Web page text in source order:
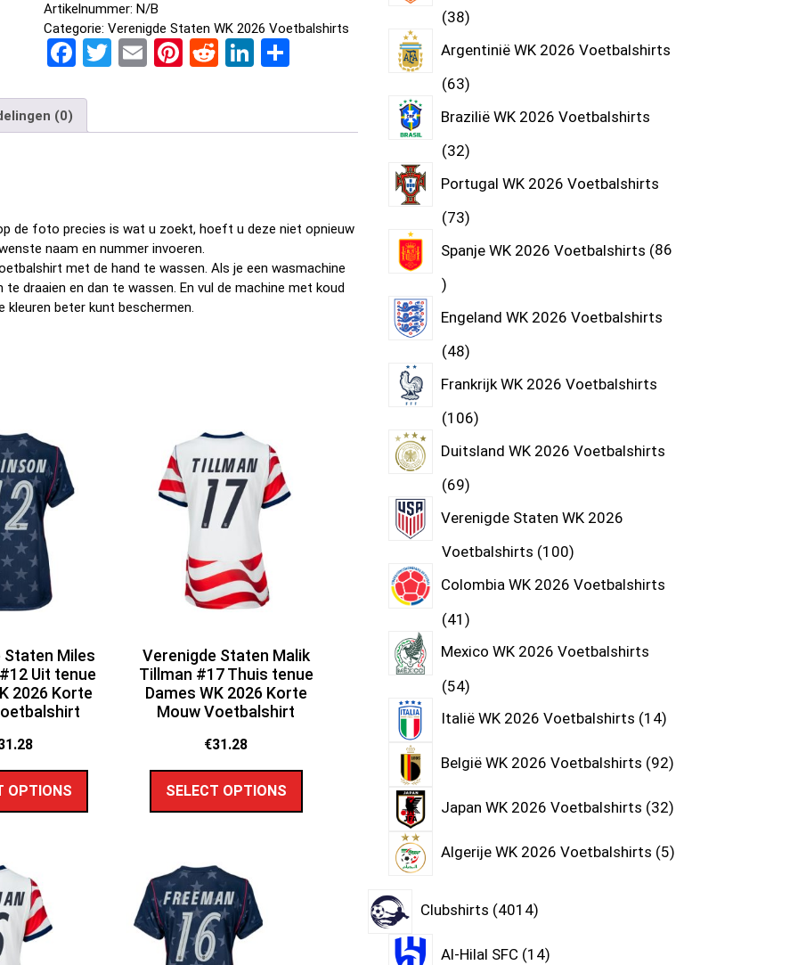
Artikelnummer: N/B
Categorie: Verenigde Staten WK 2026 Voetbalshirts
F
ce
b
k
T
er
E Pi
es
R
di
Li
dI
D
n
(0)
de foto precies is wat u zoekt, hoeft u deze niet opnieuw
naam en nummer invoeren.
met de hand te wassen. Als je een wasmachine
draaien en dan te wassen. En vul de machine met koud
kleuren beter kunt beschermen.
Staten Miles
Uit tenue
2026 Korte
OPTIONS
Verenigde Staten Malik
Tillman #17 Thuis tenue
Dames WK 2026 Korte
Mouw Voetbalshirt
€31.28
SELECT OPTIONS
38
Argentinië WK 2026 Voetbalshirts
63
Brazilië WK 2026 Voetbalshirts
32
Portugal WK 2026 Voetbalshirts
73
Spanje WK 2026 Voetbalshirts 86
Engeland WK 2026 Voetbalshirts
48
Frankrijk WK 2026 Voetbalshirts
106
Duitsland WK 2026 Voetbalshirts
69
Verenigde Staten WK 2026
Voetbalshirts 100
Colombia WK 2026 Voetbalshirts
41
Mexico WK 2026 Voetbalshirts
54
Italië WK 2026 Voetbalshirts 14
België WK 2026 Voetbalshirts 92
Japan WK 2026 Voetbalshirts 32
Algerije WK 2026 Voetbalshirts 5
Clubshirts 4014
Al-Hilal SFC 14